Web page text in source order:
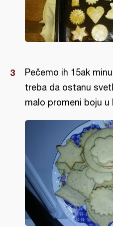
Pečemo ih 15ak
treba da ostanu
malo promeni boju u